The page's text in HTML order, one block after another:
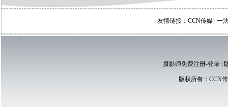
摄影师免费注册-登录|
版权所有： CCN